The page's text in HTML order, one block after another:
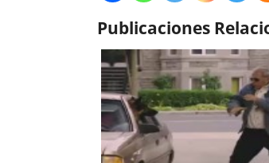
Publicaciones